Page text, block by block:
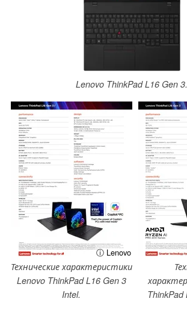
Lenovo ThinkPad L16 Gen 3.
ⓘ Lenovo
Технические характеристики
Lenovo ThinkPad L16 Gen 3
Intel.
ThinkPad